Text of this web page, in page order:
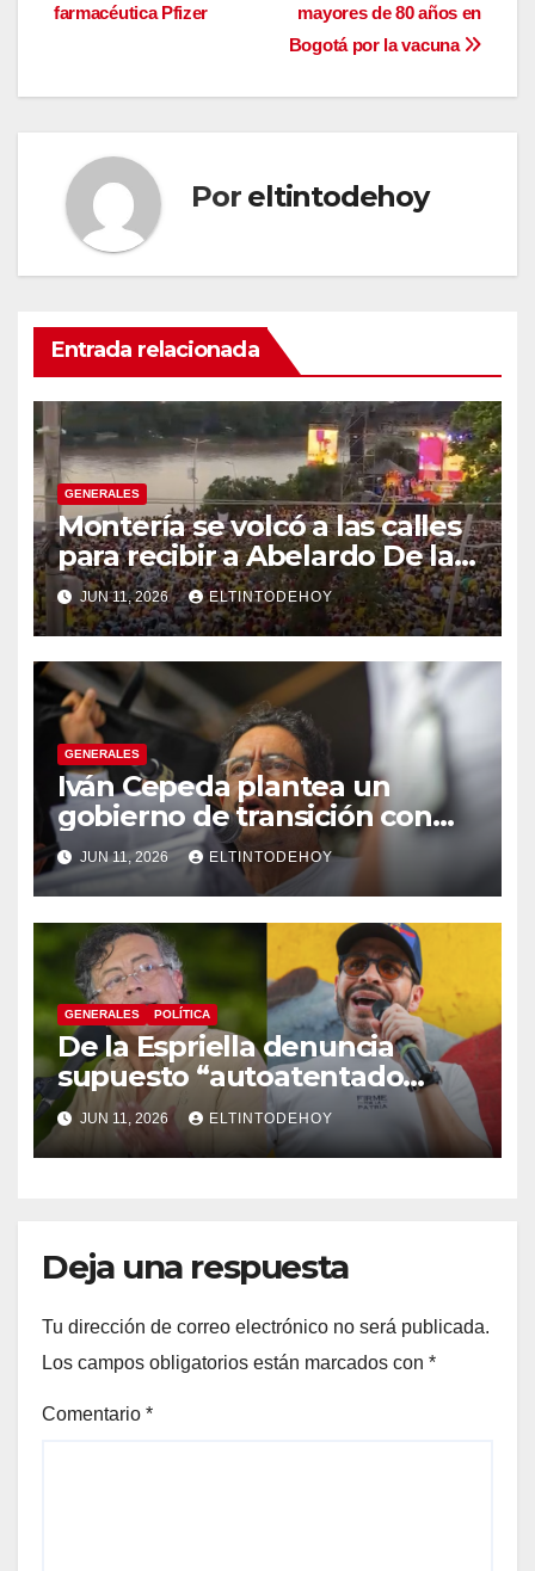
mayores de 80 años en
Bogotá por la vacuna
farmacéutica Pfizer
Por eltintodehoy
Entrada relacionada
GENERALES
Montería se volcó a las calles
para recibir a Abelardo De la
Espriella
JUN 11, 2026 ELTINTODEHOY
GENERALES
Iván Cepeda plantea un
gobierno de transición con
énfasis en el empalme
institucional y una eventual
constituyente
JUN 11, 2026 ELTINTODEHOY
GENERALES POLÍTICA
De la Espriella denuncia
supuesto “autoatentado
legislativo” tras decisión de
suspender provisionalmente
a Petro
JUN 11, 2026 ELTINTODEHOY
Deja una respuesta
Tu dirección de correo electrónico no será publicada.
Los campos obligatorios están marcados con *
Comentario *